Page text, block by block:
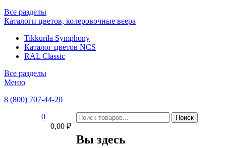
Все разделы
Каталоги цветов, колеровочные веера
Tikkurila Symphony
Каталог цветов NCS
RAL Classic
Все разделы
Меню
8 (800) 707-44-20
0
0,00 ₽
Вы здесь